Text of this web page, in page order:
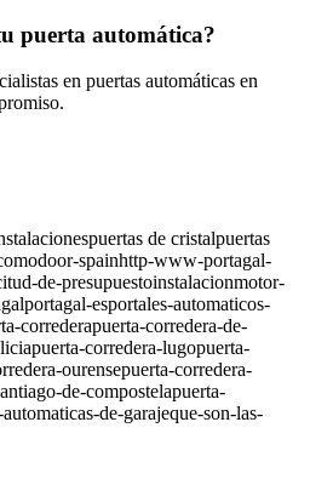
puerta automática?
en puertas automáticas en
puertas de cristalpuertas
door-spainhttp-www-portagal-
de-presupuestoinstalacionmotor-
portagal-esportales-automaticos-
correderapuerta-corredera-de-
puerta-corredera-lugopuerta-
ourensepuerta-corredera-
de-compostelapuerta-
de-garajeque-son-las-